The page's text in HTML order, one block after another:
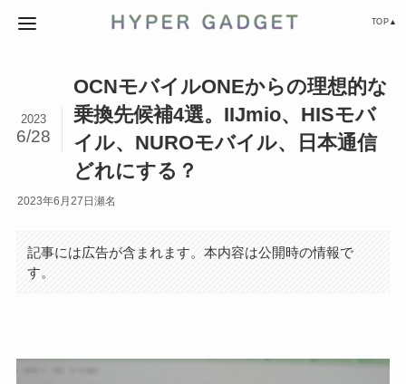
TOP▲
OCNモバイルONEからの理想的な
乗換先候補4選。IIJmio、HISモバ
イル、NUROモバイル、日本通信
どれにする？
2023
6/28
2023年6月27日 瀬名
記事には広告が含まれます。本内容は公開時の情報で
す。